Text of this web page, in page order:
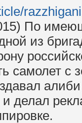
По
из
самолет с
и делал